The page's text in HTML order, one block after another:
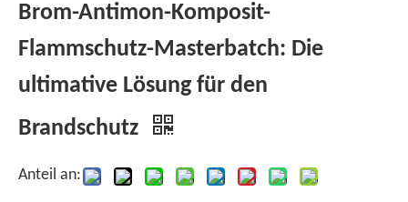
Brom-Antimon-Komposit-
Flammschutz-Masterbatch: Die
ultimative Lösung für den
Brandschutz
Anteil an: